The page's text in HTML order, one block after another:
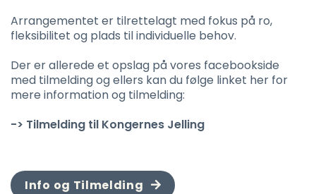
Arrangementet er tilrettelagt med fokus på ro,
fleksibilitet og plads til individuelle behov.
Der er allerede et opslag på vores facebookside
med tilmelding og ellers kan du følge linket her for
mere information og tilmelding:
-> Tilmelding til Kongernes Jelling
Info og Tilmelding